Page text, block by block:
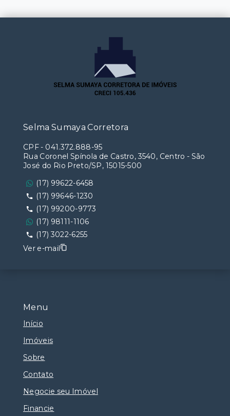
Menu
Início
Imóveis
Sobre
Contato
Negocie seu Imóvel
Financie
Selma Sumaya Corretora
CPF- 041.372.888-95
Rua Coronel Spínola de Castro, 3540, Centro - São
José do Rio Preto/SP, 15015-500
(17) 99622-6458
(17) 99646-1230
(17) 99200-9773
(17) 98111-1106
(17) 3022-6255
Ver e-mail